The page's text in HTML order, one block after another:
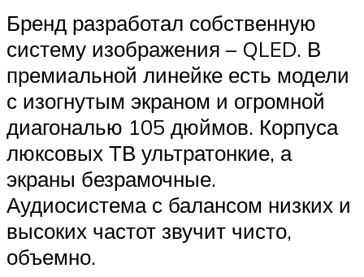
Бренд разработал собственную
систему изображения – QLED. В
премиальной линейке есть модели
с изогнутым экраном и огромной
диагональю 105 дюймов. Корпуса
люксовых ТВ ультратонкие, а
экраны безрамочные.
Аудиосистема с балансом низких и
высоких частот звучит чисто,
объемно.